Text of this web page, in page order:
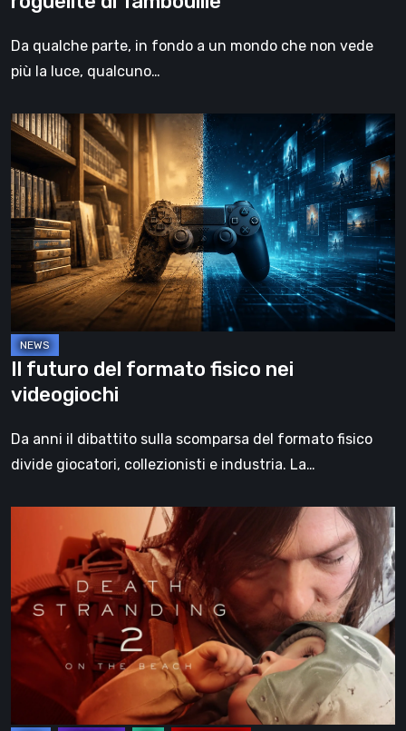
Da qualche parte, in fondo a un mondo che non vede
più la luce, qualcuno…
Il
futuro
del
formato
fisico
videogiochi
Il futuro del formato fisico nei
videogiochi
Da anni il dibattito sulla scomparsa del formato fisico
divide giocatori, collezionisti e industria. La…
Stranding
On
the
Beach,
recensione
–